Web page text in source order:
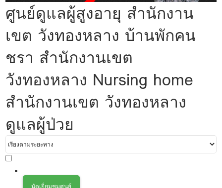
ศูนย์ดูแลผู้สูงอายุ สำนักงาน
เขต วังทองหลาง บ้านพักคน
ชรา สำนักงานเขต
วังทองหลาง Nursing home
สำนักงานเขต วังทองหลาง
ดูแลผู้ป่วย